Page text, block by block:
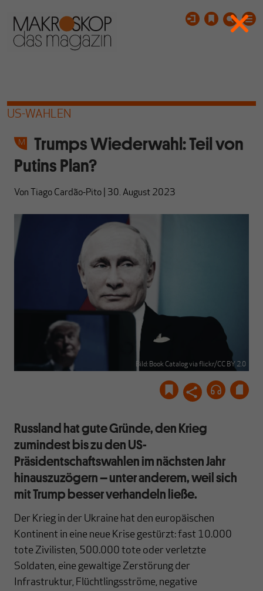
US-WAHLEN
Trumps Wiederwahl: Teil von
Putins Plan?
Von Tiago Cardão-Pito 30. August 2023
Bild: Book Catalog via flickr/CC BY 2.0
Russland hat gute Gründe, den Krieg
zumindest bis zu den US-
Präsidentschaftswahlen im nächsten Jahr
hinauszuzögern – unter anderem, weil sich
mit Trump besser verhandeln ließe.
Der Krieg in der Ukraine hat den europäischen
Kontinent in eine neue Krise gestürzt: fast 10.000
tote Zivilisten, 500.000 tote oder verletzte
Soldaten, eine gewaltige Zerstörung der
Infrastruktur, Flüchtlingsströme, negative